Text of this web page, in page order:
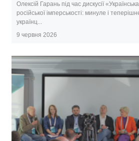
Олексій Гарань під час дискусії
російської імперськості: минуле і
українц...
9 червня 2026